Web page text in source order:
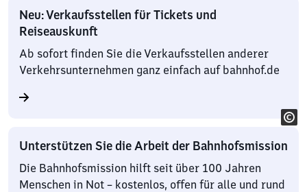
Neu: Verkaufsstellen für Tickets und
Reiseauskunft
Ab sofort finden Sie die Verkaufsstellen anderer
Verkehrsunternehmen ganz einfach auf bahnhof.de
Unterstützen Sie die Arbeit der Bahnhofsmission
Die Bahnhofsmission hilft seit über 100 Jahren
Menschen in Not – kostenlos, offen für alle und rund